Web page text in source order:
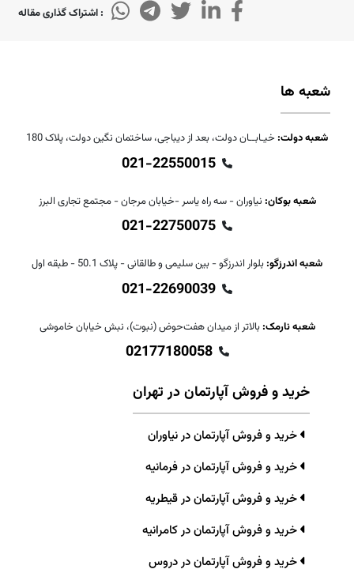
: اشتراک گذاری مقاله
شعبه ها
شعبه دولت: خیـابــان دولت، بعد از دیباجی، ساختمان نگین دولت، پلاک 180
021-22550015
شعبه بوکان: نیاوران - سه راه یاسر -خیابان مرجان - مجتمع تجاری البرز
021-22750075
شعبه اندرزگو: بلوار اندرزگو - بین سلیمی و طالقانی - پلاک 50.1 - طبقه اول
021-22690039
شعبه نارمک: بالاتر از میدان هفت‌حوض (نبوت)، نبش خیابان خاموشی
02177180058
خرید و فروش آپارتمان در تهران
خرید و فروش آپارتمان در نیاوران
خرید و فروش آپارتمان در فرمانیه
خرید و فروش آپارتمان در قیطریه
خرید و فروش آپارتمان در کامرانیه
خرید و فروش آپارتمان در دروس